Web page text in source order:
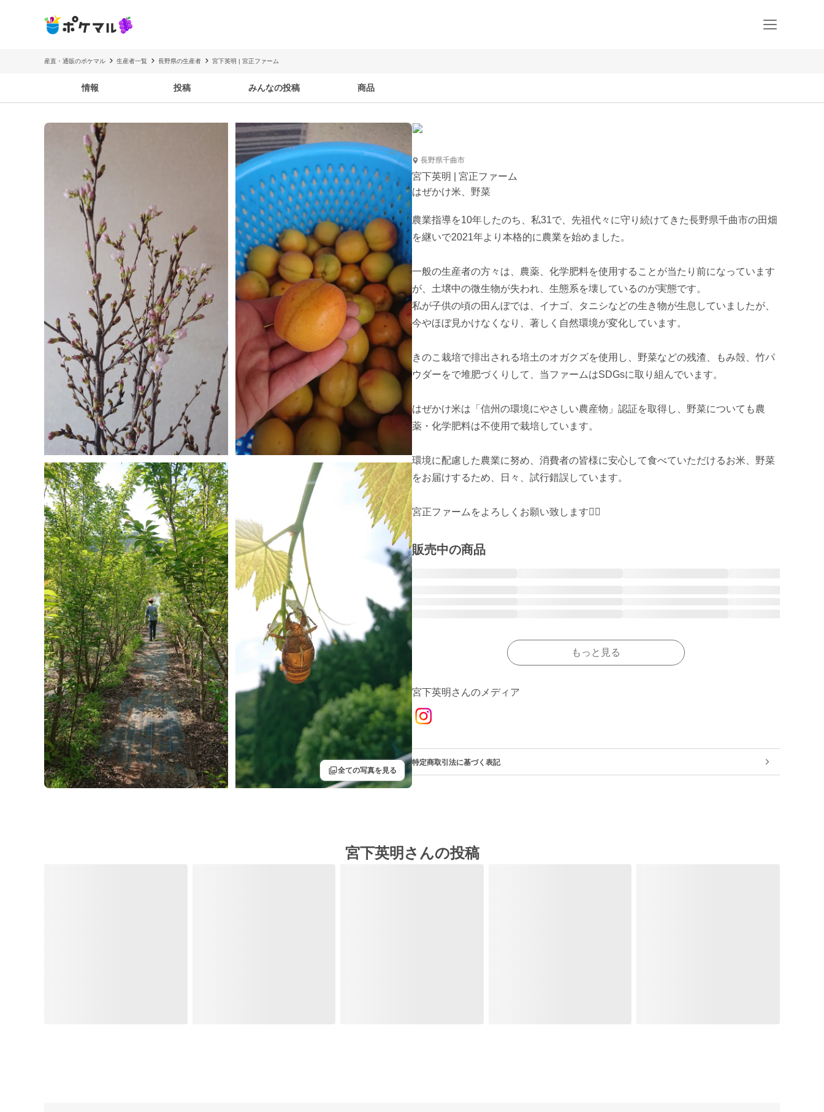
産直・通販のポケマル 生産者一覧 長野県の生産者 宮下英明 | 宮正ファーム
情報 投稿 みんなの投稿 商品
filter全ての写真を見る
長野県千曲市
宮下英明 | 宮正ファーム
はぜかけ米、野菜
農業指導を10年したのち、私31で、先祖代々に守り続けてきた長野県千曲市の田畑
を継いで2021年より本格的に農業を始めました。
一般の生産者の方々は、農薬、化学肥料を使用することが当たり前になっています
が、土壌中の微生物が失われ、生態系を壊しているのが実態です。
私が子供の頃の田んぼでは、イナゴ、タニシなどの生き物が生息していましたが、
今やほぼ見かけなくなり、著しく自然環境が変化しています。
きのこ栽培で排出される培土のオガクズを使用し、野菜などの残渣、もみ殻、竹パ
ウダーをで堆肥づくりして、当ファームはSDGsに取り組んでいます。
はぜかけ米は「信州の環境にやさしい農産物」認証を取得し、野菜についても農
薬・化学肥料は不使用で栽培しています。
環境に配慮した農業に努め、消費者の皆様に安心して食べていただけるお米、野菜
をお届けするため、日々、試行錯誤しています。
宮正ファームをよろしくお願い致します🙇‍♂️
販売中の商品
もっと見る
宮下英明さんのメディア
特定商取引法に基づく表記
宮下英明さんの投稿